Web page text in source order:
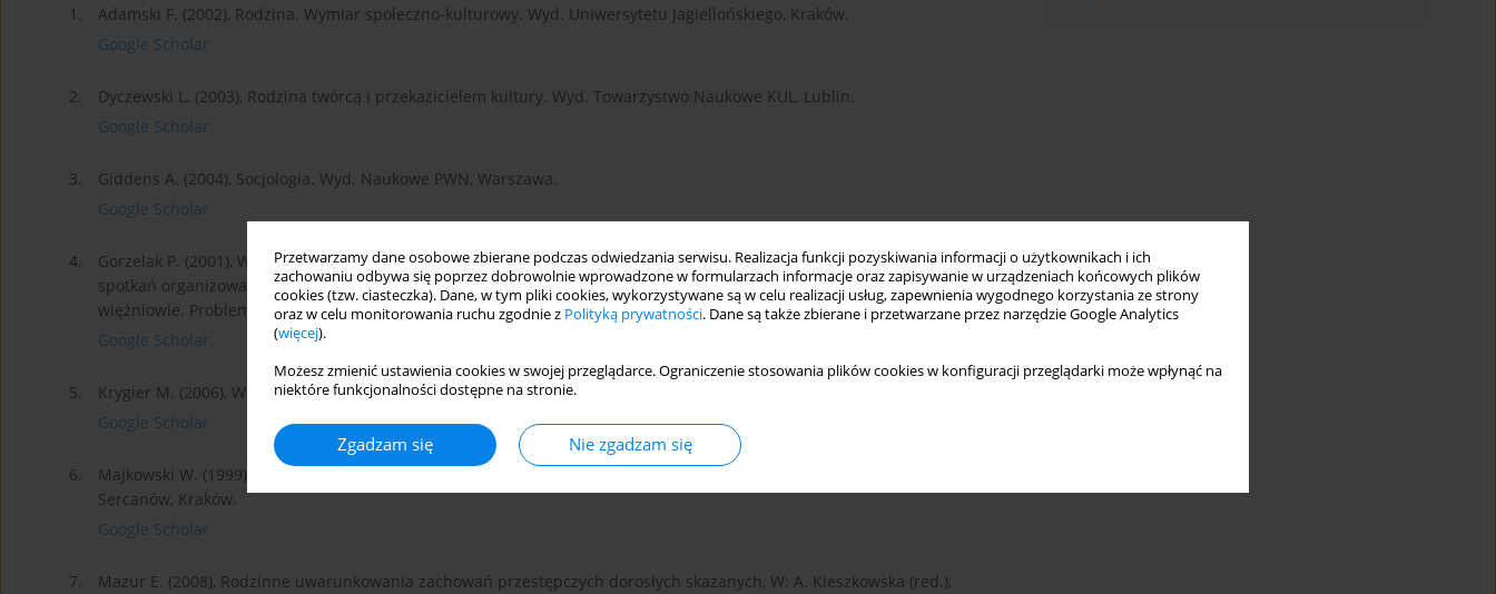
Przetwarzamy dane osobowe zbierane podczas odwiedzania serwisu. Realizacja funkcji pozyskiwania informacji o użytkownikach i ich
zachowaniu odbywa się poprzez dobrowolnie wprowadzone w formularzach informacje oraz zapisywanie w urządzeniach końcowych plików
cookies (tzw. ciasteczka). Dane, w tym pliki cookies, wykorzystywane są w celu realizacji usług, zapewnienia wygodnego korzystania ze strony
oraz w celu monitorowania ruchu zgodnie z Polityką prywatności. Dane są także zbierane i przetwarzane przez narzędzie Google Analytics
(więcej).
Możesz zmienić ustawienia cookies w swojej przeglądarce. Ograniczenie stosowania plików cookies w konfiguracji przeglądarki może wpłynąć na
niektóre funkcjonalności dostępne na stronie.
Zgadzam się Nie zgadzam się
1.
Adamski F. (2002), Rodzina. Wymiar społeczno-kulturowy. Wyd. Uniwersytetu Jagiellońskiego, Kraków.
Google Scholar
2.
Dyczewski L. (2003), Rodzina twórcą i przekazicielem kultury. Wyd. Towarzystwo Naukowe KUL, Lublin.
Google Scholar
3.
Giddens A. (2004), Socjologia. Wyd. Naukowe PWN, Warszawa.
Google Scholar
4.
Gorzelak P. (2001), Wpływ rodziny na sposób adaptacji młodocianych więźniów w areszcie śledczym na podstawie
spotkań organizowanych przez administracje aresztu śledczego z rodzinami, W: L. Lubicki (red.) Młodociani
więźniowie. Problemy współczesnej rzeczywistości penitencjarnej. Wyd. ZK, Włocławek, s. 71-82.
Google Scholar
5.
Krygier M. (2006), Wartości uniwersalne w życiu osób skazanych. Pedagogika Pracy, nr 49, s. 145-146.
Google Scholar
6.
Majkowski W. (1999), Czynniki dezintegracji współczesnej rodziny polskiej. Studium socjologiczne. Wyd. Księży
Sercanów, Kraków.
Google Scholar
7.
Mazur E. (2008), Rodzinne uwarunkowania zachowań przestępczych dorosłych skazanych, W: A. Kieszkowska (red.),